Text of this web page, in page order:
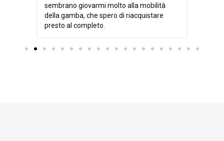
sembrano giovarmi molto alla mobilità
della gamba, che spero di riacquistare
presto al completo.